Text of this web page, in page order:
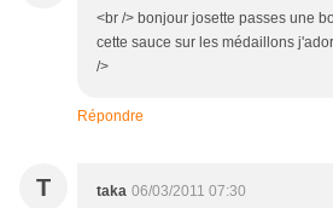
<br /> bonjour josette passes une
cette sauce sur les médaillons
/>
Répondre
T taka 06/03/2011 07:30